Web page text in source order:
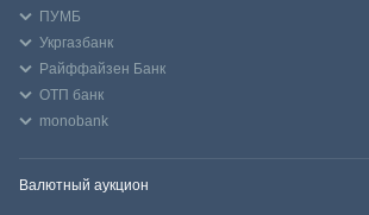
ПУМБ
Укргазбанк
Райффайзен Банк
ОТП банк
monobank
Валютный аукцион